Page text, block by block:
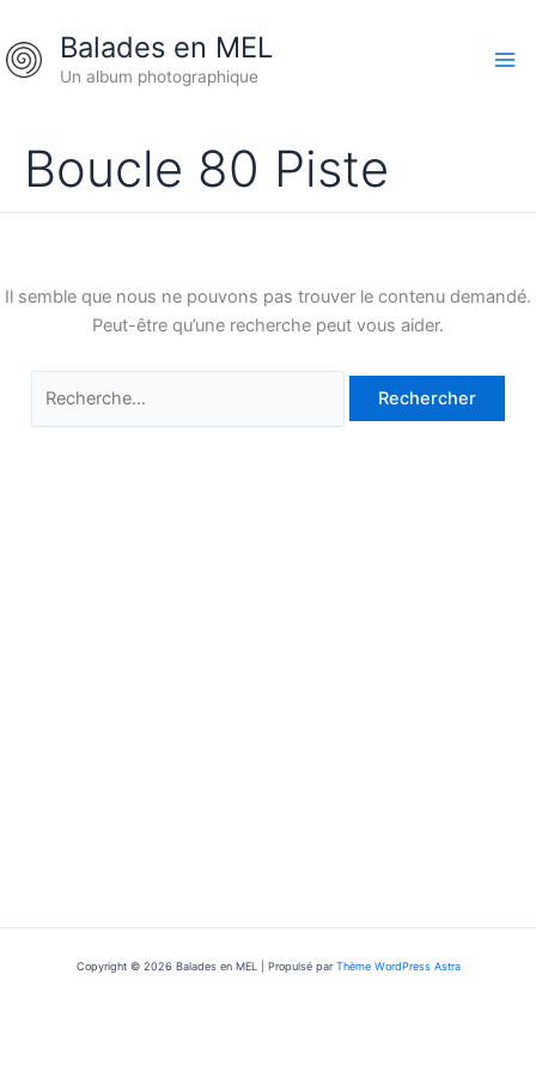
au
contenu
Balades en MEL
Un album photographique
Boucle 80 Piste
Il semble que nous ne pouvons pas trouver le contenu demandé.
Peut-être qu’une recherche peut vous aider.
Copyright © 2026 Balades en MEL | Propulsé parThème WordPress Astra